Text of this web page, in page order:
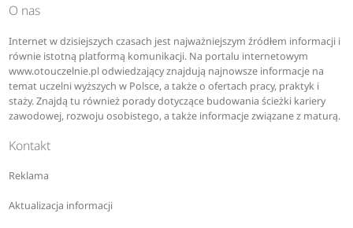
O nas
Internet w dzisiejszych czasach jest najważniejszym źródłem informacji i
równie istotną platformą komunikacji. Na portalu internetowym
www.otouczelnie.pl odwiedzający znajdują najnowsze informacje na
temat uczelni wyższych w Polsce, a także o ofertach pracy, praktyk i
staży. Znajdą tu również porady dotyczące budowania ścieżki kariery
zawodowej, rozwoju osobistego, a także informacje związane z maturą.
Kontakt
Reklama
Aktualizacja informacji